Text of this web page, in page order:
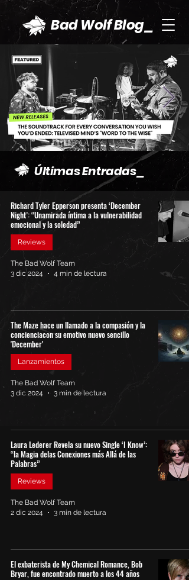
Bad Wolf Blog_
Últimas Entradas_
Richard Tyler Epperson presenta ‘December
Night’: “Unamirada íntima a la vulnerabilidad
emocional y la soledad”
Reviews
The Bad Wolf Team
3 dic 2024
4 min de lectura
The Maze hace un llamado a la compasión y la
concienciacon su emotivo nuevo sencillo
'December'
Lanzamientos
The Bad Wolf Team
3 dic 2024
3 min de lectura
Laura Lederer Revela su nuevo Single ‘I Know’:
“la Magia delas Conexiones más Allá de las
Palabras”
Reviews
The Bad Wolf Team
2 dic 2024
3 min de lectura
El exbaterista de My Chemical Romance, Bob
Bryar, fue encontrado muerto a los 44 años